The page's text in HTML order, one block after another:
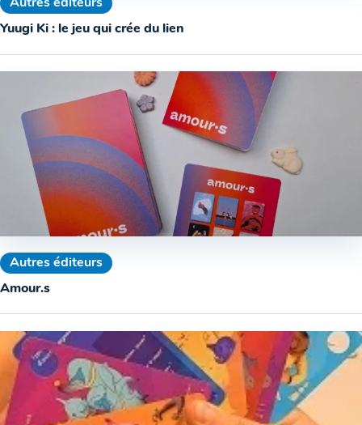
Autres éditeurs
Yuugi Ki : le jeu qui crée du lien
Autres éditeurs
Amour.s